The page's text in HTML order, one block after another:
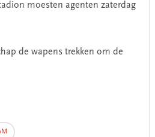
moesten agenten zaterdag
de wapens trekken om de